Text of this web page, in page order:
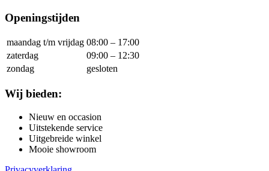
Openingstijden
maandag t/m vrijdag 08:00 – 17:00
zaterdag
09:00 – 12:30
zondag
gesloten
Wij bieden:
Nieuw en occasion
Uitstekende service
Uitgebreide winkel
Mooie showroom